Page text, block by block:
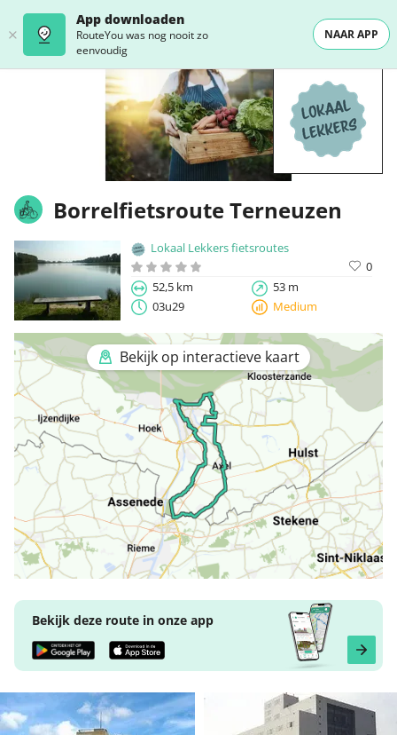
App downloaden
RouteYou was nog nooit zo
eenvoudig
NAAR APP
Borrelfietsroute Terneuzen
Lokaal Lekkers fietsroutes
0
52,5 km
53 m
03u29
Medium
Bekijk op interactieve kaart
Bekijk deze route in onze app